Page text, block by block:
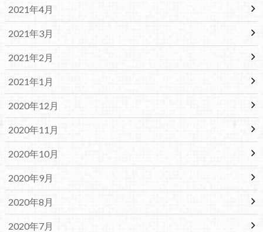
2021年4月
2021年3月
2021年2月
2021年1月
2020年12月
2020年11月
2020年10月
2020年9月
2020年8月
2020年7月